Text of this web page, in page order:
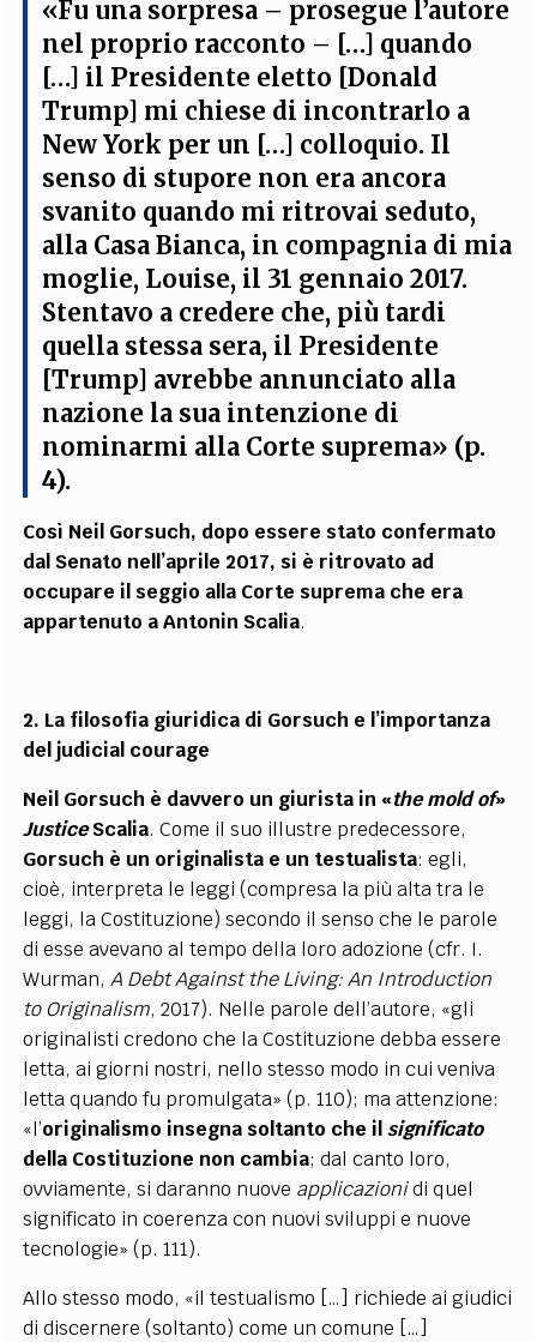
«Fu una sorpresa – prosegue l’autore
nel proprio racconto – […] quando
[…] il Presidente eletto [Donald
Trump] mi chiese di incontrarlo a
New York per un […] colloquio. Il
senso di stupore non era ancora
svanito quando mi ritrovai seduto,
alla Casa Bianca, in compagnia di mia
moglie, Louise, il 31 gennaio 2017.
Stentavo a credere che, più tardi
quella stessa sera, il Presidente
[Trump] avrebbe annunciato alla
nazione la sua intenzione di
nominarmi alla Corte suprema» (p.
4).
Così Neil Gorsuch, dopo essere stato confermato
dal Senato nell’aprile 2017, si è ritrovato ad
occupare il seggio alla Corte suprema che era
appartenuto a Antonin Scalia.
2. La filosofia giuridica di Gorsuch e l’importanza
del judicial courage
Neil Gorsuch è davvero un giurista in «the mold of»
JusticeScalia. Come il suo illustre predecessore,
Gorsuch è un originalista e un testualista: egli,
cioè, interpreta le leggi (compresa la più alta tra le
leggi, la Costituzione) secondo il senso che le parole
di esse avevano al tempo della loro adozione (cfr. I.
Wurman,A Debt Against the Living: An Introduction
to Originalism, 2017). Nelle parole dell’autore, «gli
originalisti credono che la Costituzione debba essere
letta, ai giorni nostri, nello stesso modo in cui veniva
letta quando fu promulgata» (p. 110); ma attenzione:
«l’originalismo insegna soltanto che il significato
della Costituzione non cambia; dal canto loro,
ovviamente, si daranno nuove applicazionidi quel
significato in coerenza con nuovi sviluppi e nuove
tecnologie» (p. 111).
Allo stesso modo, «il testualismo […] richiede ai giudici
di discernere (soltanto) come un comune […]